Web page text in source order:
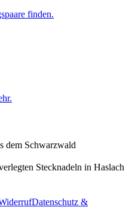
finden.
dem Schwarzwald
Stecknadeln in Haslach
Datenschutz &